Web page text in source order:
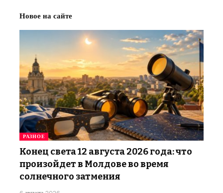
Новое на сайте
РАЗНОЕ
Конец света 12 августа 2026 года: что
произойдет в Молдове во время
солнечного затмения